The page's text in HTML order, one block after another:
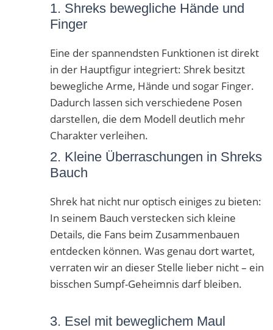
1. Shreks bewegliche Hände und
Finger
Eine der spannendsten Funktionen ist direkt
in der Hauptfigur integriert: Shrek besitzt
bewegliche Arme, Hände und sogar Finger.
Dadurch lassen sich verschiedene Posen
darstellen, die dem Modell deutlich mehr
Charakter verleihen.
2. Kleine Überraschungen in Shreks
Bauch
Shrek hat nicht nur optisch einiges zu bieten:
In seinem Bauch verstecken sich kleine
Details, die Fans beim Zusammenbauen
entdecken können. Was genau dort wartet,
verraten wir an dieser Stelle lieber nicht – ein
bisschen Sumpf-Geheimnis darf bleiben.
3. Esel mit beweglichem Maul